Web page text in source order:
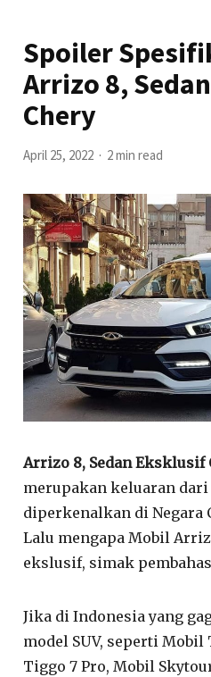
Spoiler
Arrizo 8,
Chery
April 25, 2022 2 min read
Arrizo 8, Sedan Eksklusif
merupakan keluaran
diperkenalkan di Negara
Lalu mengapa Mobil
ekslusif, simak
Jika di Indonesia yang
model SUV, seperti
Tiggo 7 Pro, Mobil